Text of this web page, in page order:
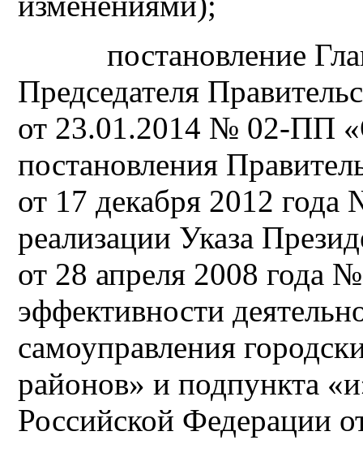
постановление
Председателя
от 23.01.2014 № 02-ПП
постановления
от 17 декабря 2012
реализации Указа
от 28 апреля 2008 года
эффективности
самоуправления
районов» и подпункта
Российской Федерации